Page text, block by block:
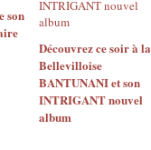
son
Découvrez ce soir à la
Bellevilloise
BANTUNANI et son
INTRIGANT nouvel
album